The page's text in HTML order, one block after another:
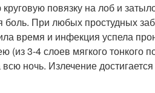
повязку на лоб и
боль. При любых простудных
время и инфекция успела
3-4 слоев мягкого тонкого
ночь. Излечение